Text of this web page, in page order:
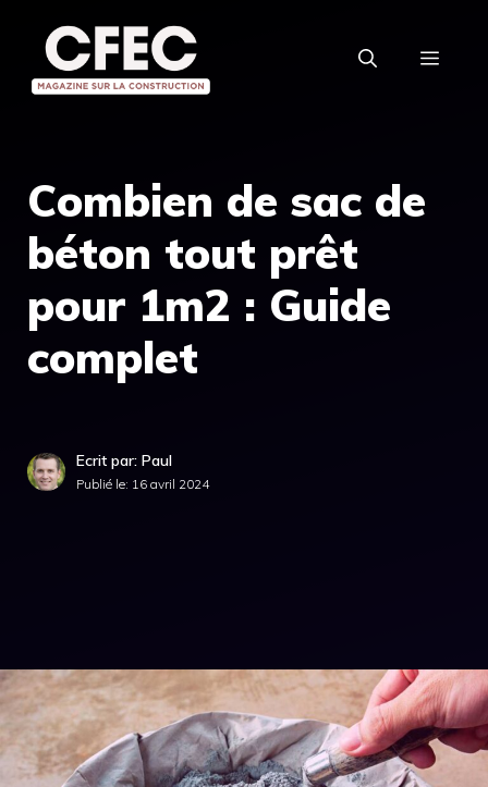
contenu
Combien de sac de
béton tout prêt
pour 1m2 : Guide
complet
Ecrit par: Paul
Publié le: 16 avril 2024